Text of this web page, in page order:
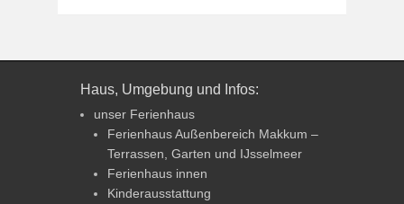
Haus, Umgebung und Infos:
unser Ferienhaus
Ferienhaus Außenbereich Makkum –
Terrassen, Garten und IJsselmeer
Ferienhaus innen
Kinderausstattung